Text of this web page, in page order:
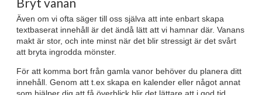
Även om vi ofta säger till oss själva att inte enbart skapa
textbaserat innehåll är det ändå lätt att vi hamnar där. Vanans
makt är stor, och inte minst när det blir stressigt är det svårt
att bryta ingrodda mönster.
För att komma bort från gamla vanor behöver du planera ditt
innehåll. Genom att t.ex skapa en kalender eller något annat